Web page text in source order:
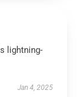
lightning-
Jan 4, 2025